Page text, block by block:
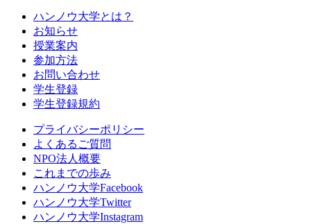
ハンノウ大学とは？
お知らせ
授業案内
参加方法
お問い合わせ
学生登録
学生登録規約
プライバシーポリシー
よくあるご質問
NPO法人概要
これまでの歩み
ハンノウ大学Facebook
ハンノウ大学Twitter
ハンノウ大学Instagram